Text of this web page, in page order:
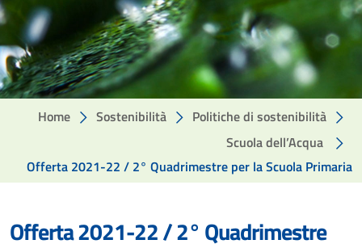
Home Sostenibilità
Politiche di sostenibilità
Scuola dell’Acqua
Offerta 2021-22 / 2° Quadrimestre per la Scuola Primaria
Offerta 2021-22 / 2° Quadrimestre